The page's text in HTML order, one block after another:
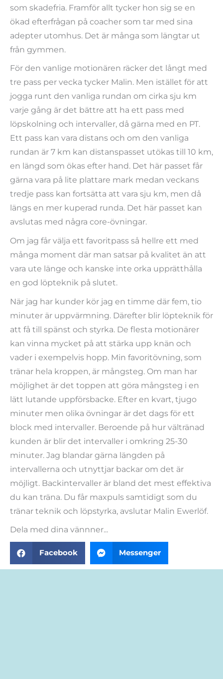
som skadefria. Framför allt tycker hon sig se en
ökad efterfrågan på coacher som tar med sina
adepter utomhus. Det är många som längtar ut
från gymmen.
För den vanlige motionären räcker det långt med
tre pass per vecka tycker Malin. Men istället för att
jogga runt den vanliga rundan om cirka sju km
varje gång är det bättre att ha ett pass med
löpskolning och intervaller, då gärna med en PT.
Ett pass kan vara distans och om den vanliga
rundan är 7 km kan distanspasset utökas till 10 km,
en längd som ökas efter hand. Det här passet får
gärna vara på lite plattare mark medan veckans
tredje pass kan fortsätta att vara sju km, men då
längs en mer kuperad runda. Det här passet kan
avslutas med några core-övningar.
Om jag får välja ett favoritpass så hellre ett med
många moment där man satsar på kvalitet än att
vara ute länge och kanske inte orka upprätthålla
en god löpteknik på slutet.
När jag har kunder kör jag en timme där fem, tio
minuter är uppvärmning. Därefter blir löpteknik för
att få till spänst och styrka. De flesta motionärer
kan vinna mycket på att stärka upp knän och
vader i exempelvis hopp. Min favoritövning, som
tränar hela kroppen, är mångsteg. Om man har
möjlighet är det toppen att göra mångsteg i en
lätt lutande uppförsbacke. Efter en kvart, tjugo
minuter men olika övningar är det dags för ett
block med intervaller. Beroende på hur vältränad
kunden är blir det intervaller i omkring 25-30
minuter. Jag blandar gärna längden på
intervallerna och utnyttjar backar om det är
möjligt. Backintervaller är bland det mest effektiva
du kan träna. Du får maxpuls samtidigt som du
tränar teknik och löpstyrka, avslutar Malin Ewerlöf.
Dela med dina vännner...
Facebook Messenger